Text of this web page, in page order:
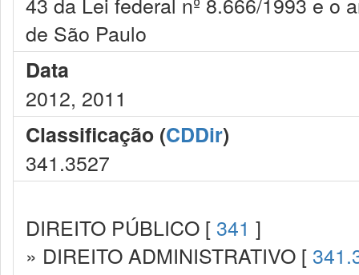
de São Paulo
Data
2012, 2011
Classificação (CDDir)
341.3527
DIREITO PÚBLICO [ 341 ]
» DIREITO ADMINISTRATIVO [